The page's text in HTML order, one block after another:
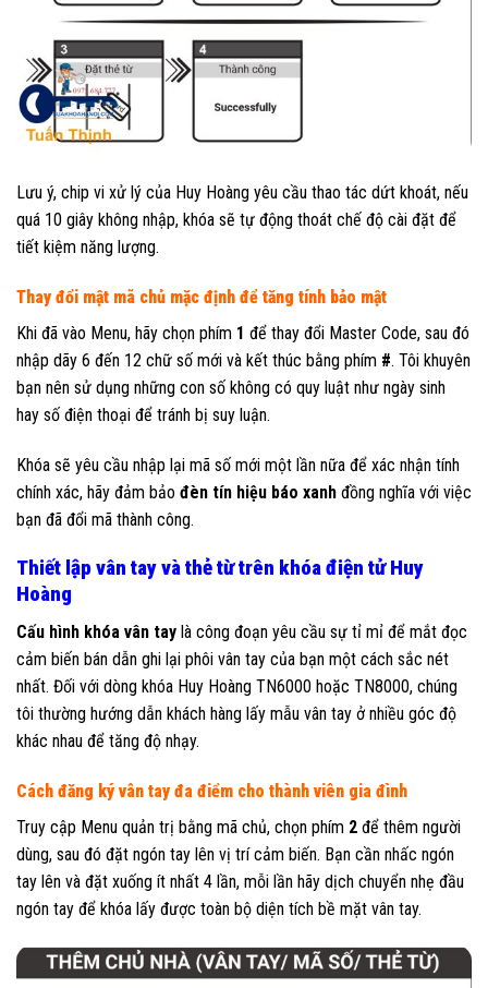
Lưu ý, chip vi xử lý của Huy Hoàng yêu cầu thao tác dứt khoát, nếu
quá 10 giây không nhập, khóa sẽ tự động thoát chế độ cài đặt để
tiết kiệm năng lượng.
Thay đổi mật mã chủ mặc định để tăng tính bảo mật
Khi đã vào Menu, hãy chọn phím 1 để thay đổi Master Code, sau đó
nhập dãy 6 đến 12 chữ số mới và kết thúc bằng phím #. Tôi khuyên
bạn nên sử dụng những con số không có quy luật như ngày sinh
hay số điện thoại để tránh bị suy luận.
Khóa sẽ yêu cầu nhập lại mã số mới một lần nữa để xác nhận tính
chính xác, hãy đảm bảo đèn tín hiệu báo xanh đồng nghĩa với việc
bạn đã đổi mã thành công.
Thiết lập vân tay và thẻ từ trên khóa điện tử Huy
Hoàng
Cấu hình khóa vân tay là công đoạn yêu cầu sự tỉ mỉ để mắt đọc
cảm biến bán dẫn ghi lại phôi vân tay của bạn một cách sắc nét
nhất. Đối với dòng khóa Huy Hoàng TN6000 hoặc TN8000, chúng
tôi thường hướng dẫn khách hàng lấy mẫu vân tay ở nhiều góc độ
khác nhau để tăng độ nhạy.
Cách đăng ký vân tay đa điểm cho thành viên gia đình
Truy cập Menu quản trị bằng mã chủ, chọn phím 2 để thêm người
dùng, sau đó đặt ngón tay lên vị trí cảm biến. Bạn cần nhấc ngón
tay lên và đặt xuống ít nhất 4 lần, mỗi lần hãy dịch chuyển nhẹ đầu
ngón tay để khóa lấy được toàn bộ diện tích bề mặt vân tay.